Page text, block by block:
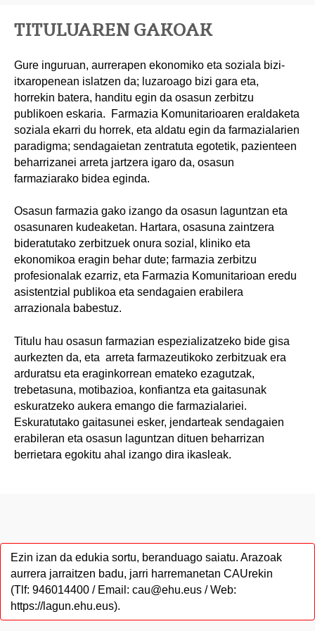
TITULUAREN GAKOAK
Gure inguruan, aurrerapen ekonomiko eta soziala bizi-
itxaropenean islatzen da; luzaroago bizi gara eta,
horrekin batera, handitu egin da osasun zerbitzu
publikoen eskaria. Farmazia Komunitarioaren eraldaketa
soziala ekarri du horrek, eta aldatu egin da farmazialarien
paradigma; sendagaietan zentratuta egotetik, pazienteen
beharrizanei arreta jartzera igaro da, osasun
farmaziarako bidea eginda.
Osasun farmazia gako izango da osasun laguntzan eta
osasunaren kudeaketan. Hartara, osasuna zaintzera
bideratutako zerbitzuek onura sozial, kliniko eta
ekonomikoa eragin behar dute; farmazia zerbitzu
profesionalak ezarriz, eta Farmazia Komunitarioan eredu
asistentzial publikoa eta sendagaien erabilera
arrazionala babestuz.
Titulu hau osasun farmazian espezializatzeko bide gisa
aurkezten da, eta arreta farmazeutikoko zerbitzuak era
arduratsu eta eraginkorrean emateko ezagutzak,
trebetasuna, motibazioa, konfiantza eta gaitasunak
eskuratzeko aukera emango die farmazialariei.
Eskuratutako gaitasunei esker, jendarteak sendagaien
erabileran eta osasun laguntzan dituen beharrizan
berrietara egokitu ahal izango dira ikasleak.
Ezin izan da edukia sortu, beranduago saiatu. Arazoak
aurrera jarraitzen badu, jarri harremanetan CAUrekin
(Tlf: 946014400 / Email: cau@ehu.eus / Web:
https://lagun.ehu.eus).